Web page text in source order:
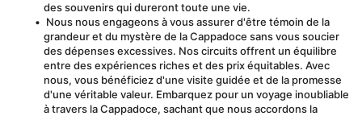
des souvenirs qui dureront toute une vie.
Nous nous engageons à vous assurer d'être témoin de la
grandeur et du mystère de la Cappadoce sans vous soucier
des dépenses excessives. Nos circuits offrent un équilibre
entre des expériences riches et des prix équitables. Avec
nous, vous bénéficiez d'une visite guidée et de la promesse
d'une véritable valeur. Embarquez pour un voyage inoubliable
à travers la Cappadoce, sachant que nous accordons la